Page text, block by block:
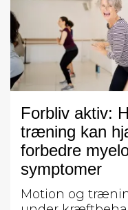
Forbliv aktiv:
træning kan
forbedre
symptomer
Motion og